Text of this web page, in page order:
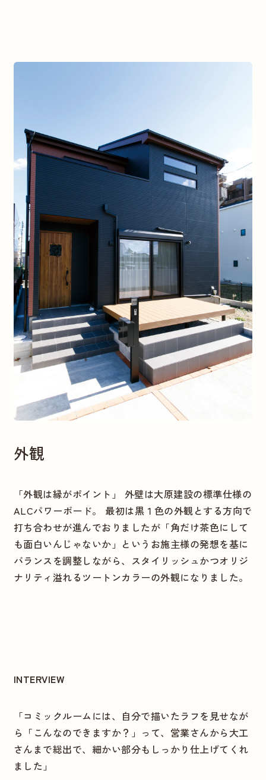
外観
「外観は縁がポイント」 外壁は大原建設の標準仕様の
ALCパワーボード。 最初は黒１色の外観とする方向で
打ち合わせが進んでおりましたが「角だけ茶色にして
も面白いんじゃないか」というお施主様の発想を基に
バランスを調整しながら、スタイリッシュかつオリジ
ナリティ溢れるツートンカラーの外観になりました。
INTERVIEW
「コミックルームには、自分で描いたラフを見せなが
ら「こんなのできますか？」って、営業さんから大工
さんまで総出で、細かい部分もしっかり仕上げてくれ
ました」